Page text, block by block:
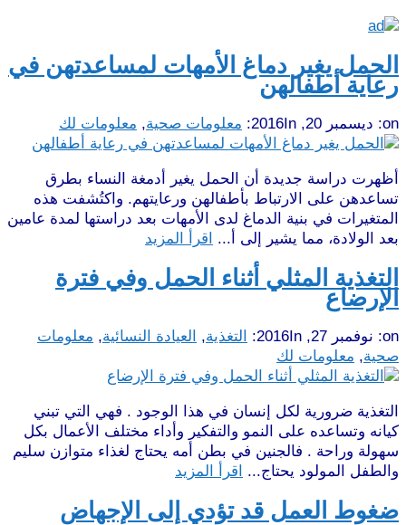
الحمل يغير دماغ الأمهات لمساعدتهن في
رعاية أطفالهن
on: ديسمبر 20, 2016 In: معلومات صحية, معلومات لك
أظهرت دراسة جديدة أن الحمل يغير أدمغة النساء بطرق
تساعدهن على الارتباط بأطفالهن ورعايتهم. واكتُشفت هذه
المتغيرات في بنية الدماغ لدى الأمهات بعد دراستها لمدة عامين
بعد الولادة، مما يشير إلى أ...
اقرأ المزيد
التغذية المثلي أثناء الحمل وفي فترة
الإرضاع
on: نوفمبر 27, 2016 In: التغذية, العيادة النسائية, معلومات
صحية, معلومات لك
التغذية ضرورية لكل إنسان في هذا الوجود . فهي التي تبني
كيانه وتساعده على النمو والتفكير وأداء مختلف الأعمال بكل
سهولة وراحة . فالجنين في بطن أمه يحتاج لغذاء متوازن سليم
والطفل المولود يحتاج...
اقرأ المزيد
ضغوط العمل قد تؤدي إلى الإجهاض